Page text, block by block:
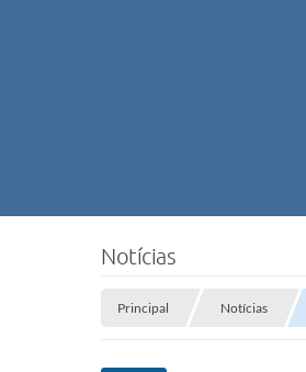
Notícias
Principal Notícias